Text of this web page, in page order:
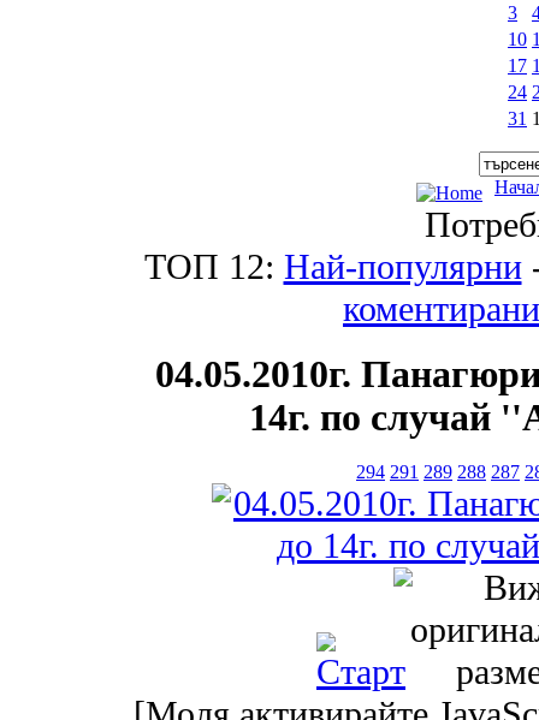
3
10
17
24
31
ТОП 12: Най-популярни
коментирани
04.05.2010г.
14г. по случай
294 291 289 288 287